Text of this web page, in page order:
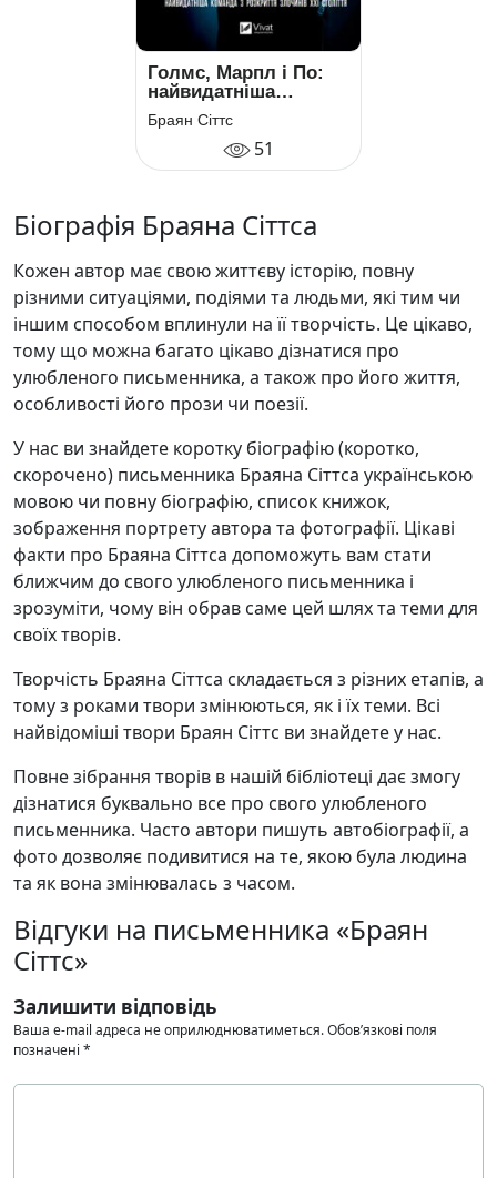
Голмс, Марпл і По:
найвидатніша
команда з розкриття
злочинів ХХІ століття
Браян Сіттс
51
Біографія Браяна Сіттса
Кожен автор має свою життєву історію, повну
різними ситуаціями, подіями та людьми, які тим чи
іншим способом вплинули на її творчість. Це цікаво,
тому що можна багато цікаво дізнатися про
улюбленого письменника, а також про його життя,
особливості його прози чи поезії.
У нас ви знайдете коротку біографію (коротко,
скорочено) письменника Браяна Сіттса українською
мовою чи повну біографію, список книжок,
зображення портрету автора та фотографії. Цікаві
факти про Браяна Сіттса допоможуть вам стати
ближчим до свого улюбленого письменника і
зрозуміти, чому він обрав саме цей шлях та теми для
своїх творів.
Творчість Браяна Сіттса складається з різних етапів, а
тому з роками твори змінюються, як і їх теми. Всі
найвідоміші твори Браян Сіттс ви знайдете у нас.
Повне зібрання творів в нашій бібліотеці дає змогу
дізнатися буквально все про свого улюбленого
письменника. Часто автори пишуть автобіографії, а
фото дозволяє подивитися на те, якою була людина
та як вона змінювалась з часом.
Відгуки на письменника «Браян
Сіттс»
Залишити відповідь
Ваша e-mail адреса не оприлюднюватиметься.Обов’язкові поля
позначені *